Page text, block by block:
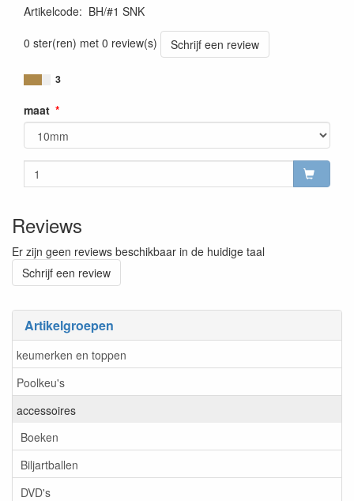
Artikelgroepen
keumerken en toppen
Poolkeu's
accessoires
Boeken
Biljartballen
DVD's
Artikelcode: BH/#1 SNK
0 ster(ren) met 0 review(s)
Schrijf een review
3
maat
Reviews
Er zijn geen reviews beschikbaar in de huidige taal
Schrijf een review